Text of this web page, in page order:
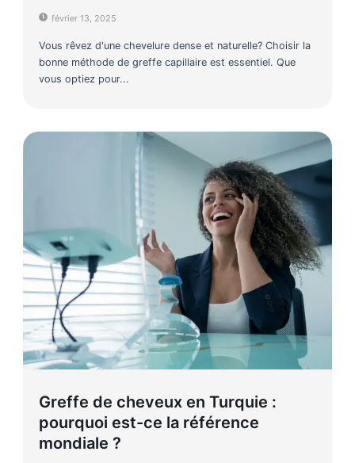
février 13, 2025
Vous rêvez d'une chevelure dense et naturelle? Choisir la
bonne méthode de greffe capillaire est essentiel. Que
vous optiez pour...
Greffe de cheveux en Turquie :
pourquoi est-ce la référence
mondiale ?